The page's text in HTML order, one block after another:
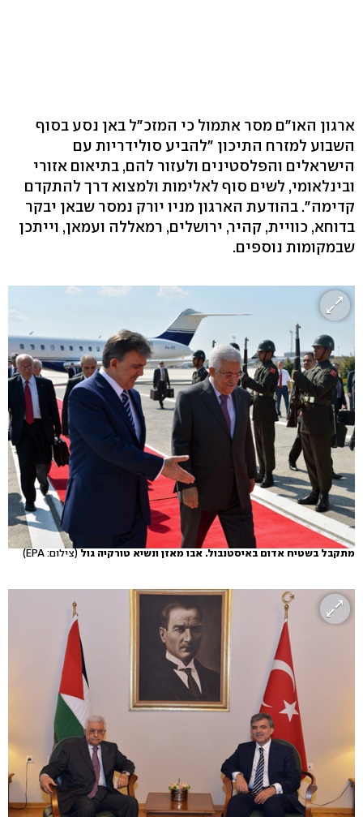
ארגון האו"ם מסר אתמול כי המזכ"ל באן נסע בסוף
השבוע למזרח התיכון "להביע סולידריות עם
הישראלים והפלסטינים ולעזור להם, בתיאום אזורי
ובינלאומי, לשים סוף לאלימות ולמצוא דרך להתקדם
קדימה". בהודעת הארגון מניו יורק נמסר שבאן יבקר
בדוחא, כוויית, קהיר, ירושלים, רמאללה ועמאן, וייתכן
שבמקומות נוספים.
מתקבל בשטיח אדום באיסטנבול. אבו מאזן ונשיא טורקיה גול (צילום: EPA)